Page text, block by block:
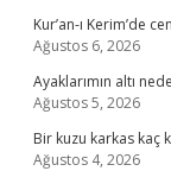
Kur’an-ı Kerim’de
Ağustos 6, 2026
Ayaklarımın altı
Ağustos 5, 2026
Bir kuzu karkas kaç
Ağustos 4, 2026